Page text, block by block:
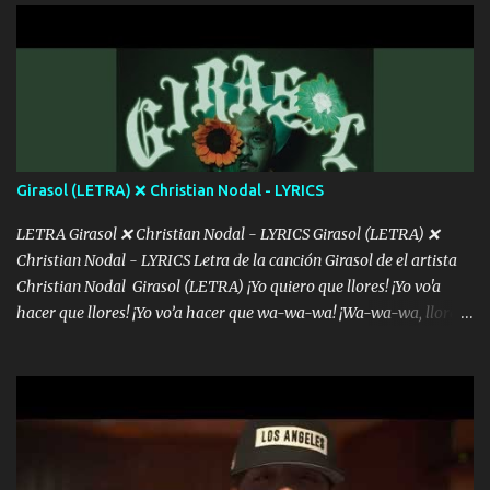
con la gente Dices "Latino Gang" pero pisas a to'a tu gente Pa’ dar
menos se prudente Hoy me sabe a mierda, traigo un Balvin en los
dientes Por falta de empatía le toca ser resiliente ¿Acaso eres
consciente de los followers que mueves? Parcerito, abre los ojos y
ve el poder que tienes Otro chiste malo son los nombres de tus
álbum's "José, vibras colores con la energía del diablo " ¿Si ...
Girasol (LETRA) ❌ Christian Nodal - LYRICS
LETRA Girasol ❌ Christian Nodal - LYRICS Girasol (LETRA) ❌
Christian Nodal - LYRICS Letra de la canción Girasol de el artista
Christian Nodal Girasol (LETRA) ¡Yo quiero que llores! ¡Yo vo'a
hacer que llores! ¡Yo vo’a hacer que wa-wa-wa! ¡Wa-wa-wa, llores!
intentas rimar Pobre payaso que usa a todo el mundo pa' conectar
con la gente Dices "Latino Gang" pero pisas a to'a tu gente Pa’ dar
mensajes, m'ijo, hay quе ser coherentеs Si tú no eres artista, al